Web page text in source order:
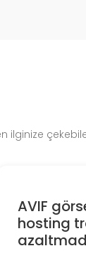
ilginize
AVIF
hosting